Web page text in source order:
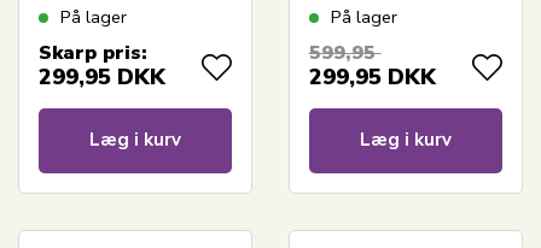
På lager
Skarp pris:
299,95 DKK
Læg i kurv
På lager
599,95
299,95 DKK
Læg i kurv